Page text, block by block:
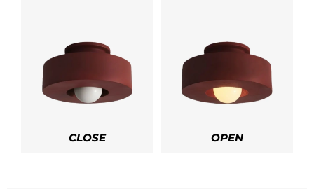
CLOSE OPEN